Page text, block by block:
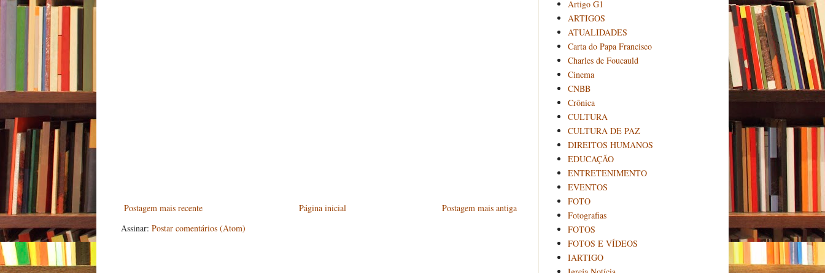
Postagem mais recente Postagem mais antiga
Página inicial
Assinar: Postar comentários (Atom)
Artigo G1
ARTIGOS
ATUALIDADES
Carta do Papa Francisco
Charles de Foucauld
Cinema
CNBB
Crônica
CULTURA
CULTURA DE PAZ
DIREITOS HUMANOS
EDUCAÇÃO
ENTRETENIMENTO
EVENTOS
FOTO
Fotografias
FOTOS
FOTOS E VÍDEOS
IARTIGO